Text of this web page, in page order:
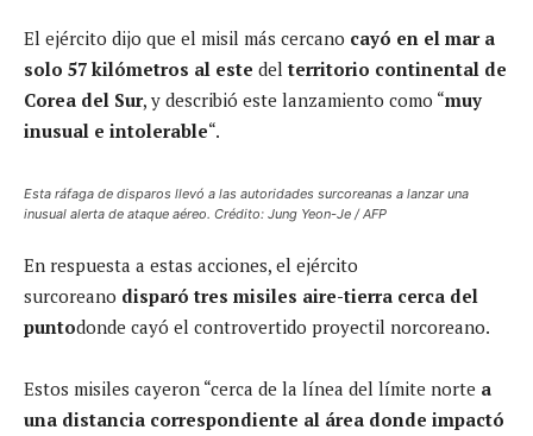
El ejército dijo que el misil más cercano cayó en el mar a
solo 57 kilómetros al este delterritorio continental de
Corea del Sur, y describió este lanzamiento como “muy
inusual e intolerable“.
Esta ráfaga de disparos llevó a las autoridades surcoreanas a lanzar una
inusual alerta de ataque aéreo. Crédito: Jung Yeon-Je / AFP
En respuesta a estas acciones, el ejército
surcoreano disparó tres misiles aire-tierra cerca del
puntodonde cayó el controvertido proyectil norcoreano.
Estos misiles cayeron “cerca de la línea del límite norte a
una distancia correspondiente al área donde impactó